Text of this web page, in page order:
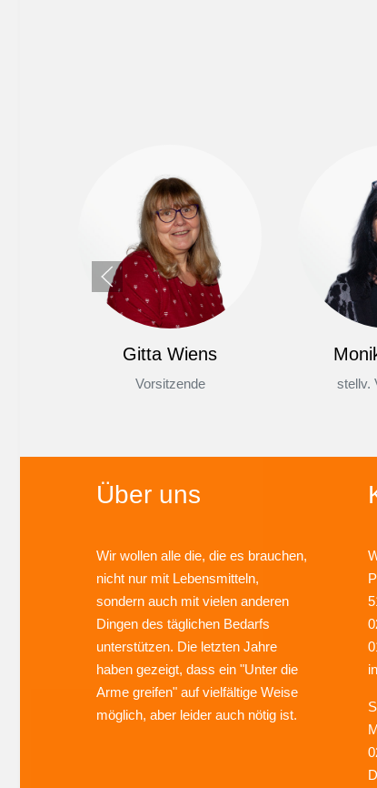
Gitta Wiens
Vorsitzende stellv.
Über uns
Wir wollen alle die, die es brauchen,
nicht nur mit Lebensmitteln,
sondern auch mit vielen anderen
Dingen des täglichen Bedarfs
unterstützen. Die letzten Jahre
haben gezeigt, dass ein "Unter die
Arme greifen" auf vielfältige Weise
möglich, aber leider auch nötig ist.